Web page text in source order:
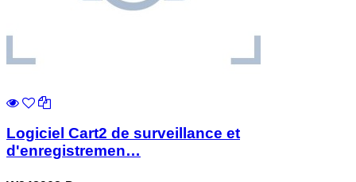
Logiciel Cart2 de surveillance et
d'enregistremen…